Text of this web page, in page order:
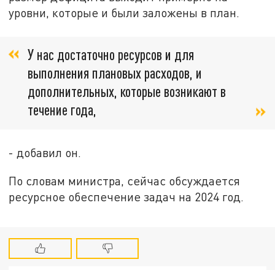
уровни, которые и были заложены в план.
У нас достаточно ресурсов и для
выполнения плановых расходов, и
дополнительных, которые возникают в
течение года,
- добавил он.
По словам министра, сейчас обсуждается
ресурсное обеспечение задач на 2024 год.